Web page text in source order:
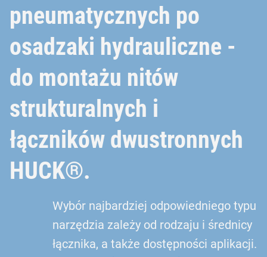
pneumatycznych po
osadzaki hydrauliczne -
do montażu nitów
strukturalnych i
łączników dwustronnych
HUCK®.
Wybór najbardziej odpowiedniego typu
narzędzia zależy od rodzaju i średnicy
łącznika, a także dostępności aplikacji.